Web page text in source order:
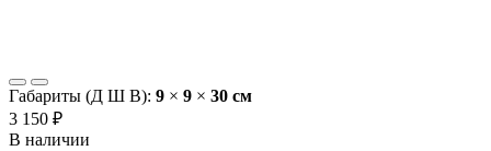
Габариты (Д Ш В): 9 × 9 × 30 cм
3 150 ₽
В наличии